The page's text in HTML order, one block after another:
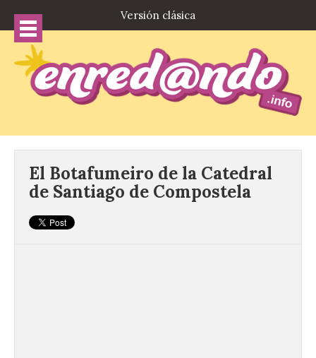
Versión clásica
El Botafumeiro de la Catedral
de Santiago de Compostela